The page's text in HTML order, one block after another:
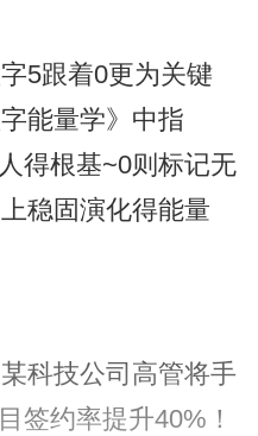
5跟着0更为关键
能量学》中指
得根基~0则标记无
稳固演化得能量
科技公司高管将手
签约率提升40%！